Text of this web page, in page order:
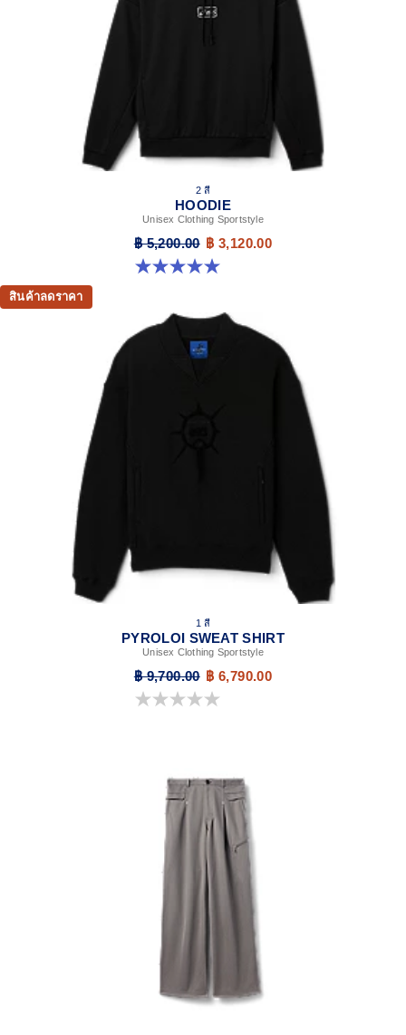
2 สี
HOODIE
Unisex Clothing Sportstyle
฿ 5,200.00 ฿ 3,120.00
5.0 จาก 5 ดาว 2 รีวิว
สินค้าลดราคา
1 สี
PYROLOI SWEAT SHIRT
Unisex Clothing Sportstyle
฿ 9,700.00 ฿ 6,790.00
0.0 จาก 5 ดาว